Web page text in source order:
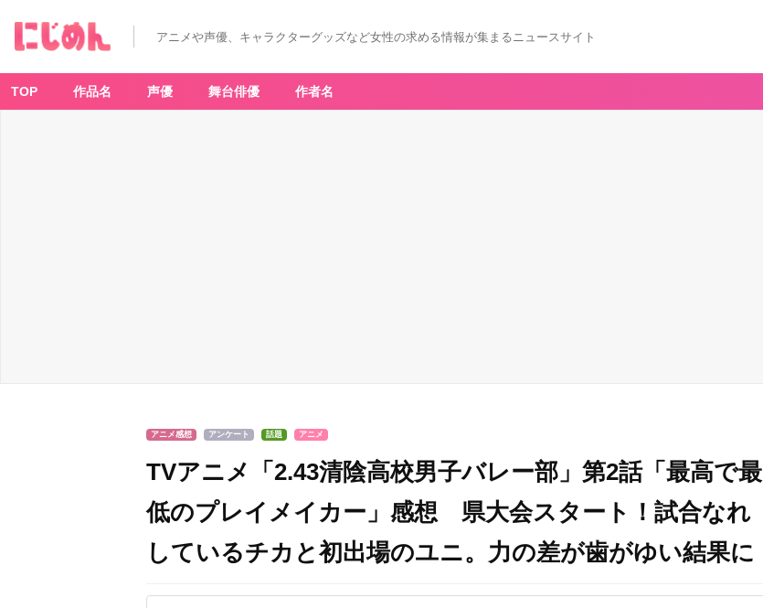
アニメや声優、キャラクターグッズなど女性の求める情報が集まるニュースサイト
TOP 作品名 声優 舞台俳優 作者名
アニメ感想 アンケート 話題 アニメ
TVアニメ「2.43清陰高校男子バレー部」第2話「最高で最
低のプレイメイカー」感想 県大会スタート！試合なれ
しているチカと初出場のユニ。力の差が歯がゆい結果に